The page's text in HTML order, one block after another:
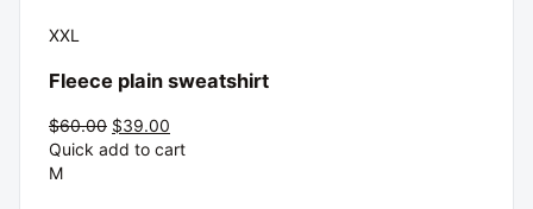
XXL
Fleece plain sweatshirt
$60.00 $39.00
Quick add to cart
M